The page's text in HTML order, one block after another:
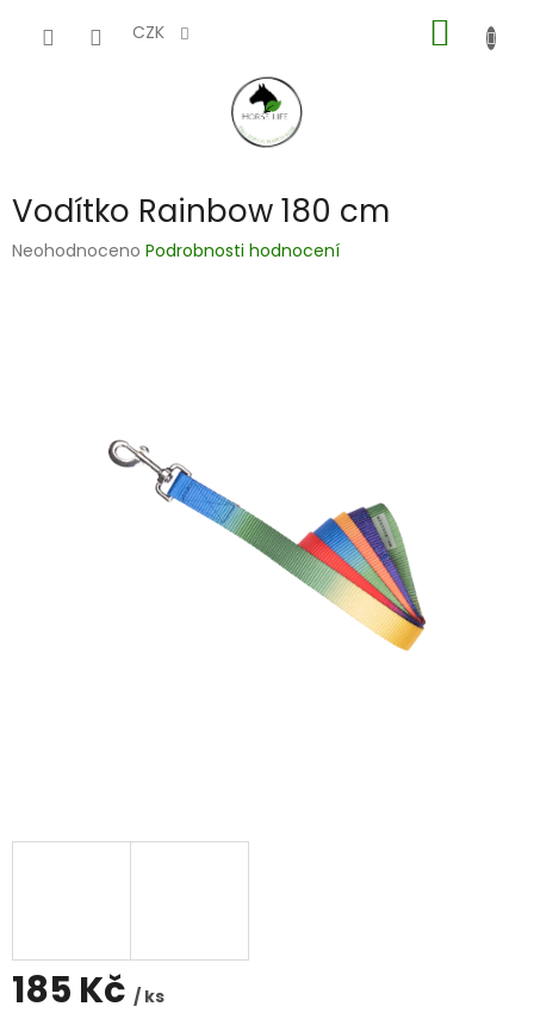
CZK
KOŠÍK
Vodítko Rainbow 180 cm
Průměrné
Neohodnoceno Podrobnosti hodnocení
185 Kč / ks